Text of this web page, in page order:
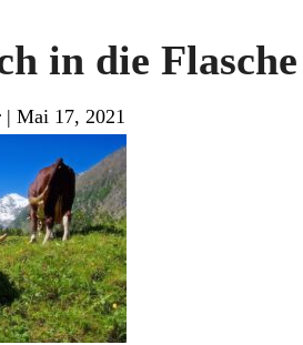
in die
| Mai 17, 2021